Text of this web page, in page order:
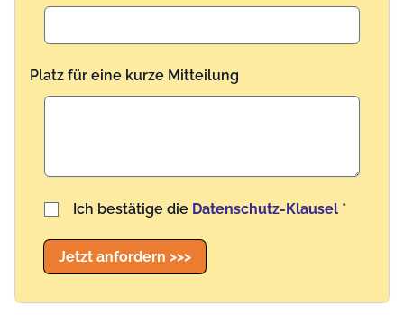
Platz für eine kurze Mitteilung
Benutzername
Ich bestätige die Datenschutz-Klausel *
Jetzt anfordern >>>